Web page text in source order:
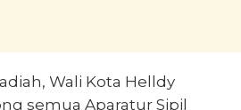
Wali Kota Helldy
semua Aparatur Sipil